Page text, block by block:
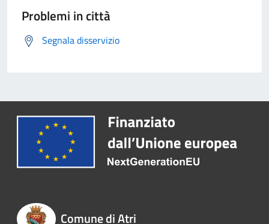
Problemi in città
Segnala disservizio
Comune di Atri